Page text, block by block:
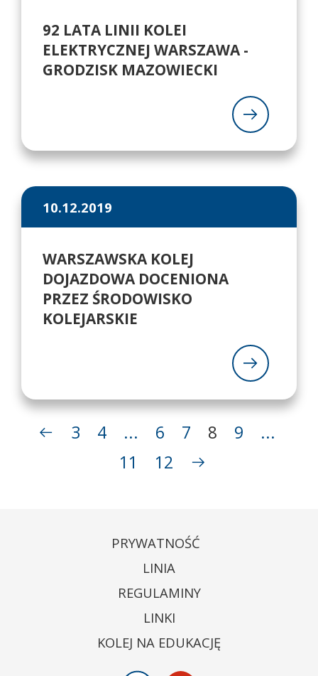
92 LATA LINII KOLEI
ELEKTRYCZNEJ WARSZAWA -
GRODZISK MAZOWIECKI
10.12.2019
WARSZAWSKA KOLEJ
DOJAZDOWA DOCENIONA
PRZEZ ŚRODOWISKO
KOLEJARSKIE
3 4 ... 6 7 8 9
...
11
12
PRYWATNOŚĆ
LINIA
REGULAMINY
LINKI
KOLEJ NA EDUKACJĘ